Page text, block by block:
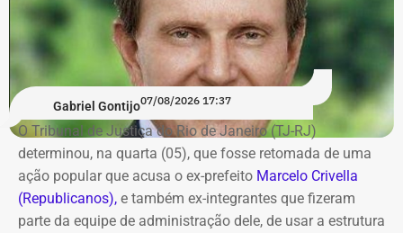
Os dados são públicos e ficam disponíveis para consulta
no sistema DivulgaCandContas, do TSE.
Gabriel Gontijo07/08/2026 17:37
O Tribunal de Justiça do Rio de Janeiro (TJ-RJ)
determinou, na quarta (05), que fosse retomada de uma
ação popular que acusa o ex-prefeito Marcelo Crivella
(Republicanos), e também ex-integrantes que fizeram
parte da equipe de administração dele, de usar a estrutura